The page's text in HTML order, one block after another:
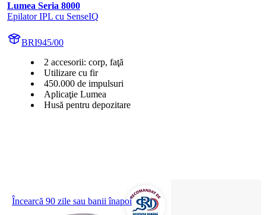
Lumea Seria 8000
Epilator IPL cu SenseIQ
BRI945/00
2 accesorii: corp, faţă
Utilizare cu fir
450.000 de impulsuri
Aplicaţie Lumea
Husă pentru depozitare
Încearcă 90 zile sau banii înapoi